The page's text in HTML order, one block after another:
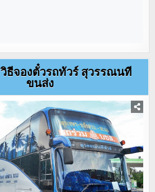
วิธีจองตั๋วรถทัวร์ สุวรรณนที
ขนส่ง